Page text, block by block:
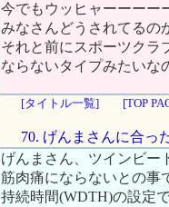
今でもウッヒャーーーー
みなさんどうされてるの
それと前にスポーツクラ
ならないタイプみたいな
[タイトル一覧] [TOP
70. げんまさんに合っ
げんまさん、ツインビー
筋肉痛にならないとの事
持続時間(WDTH)の設定